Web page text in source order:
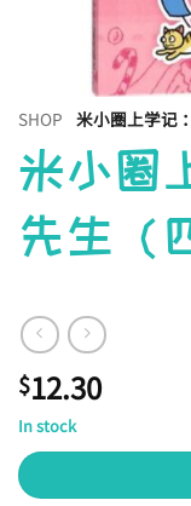
SHOP 米小圈上学记
米小圈
先生（
$12.30
In stock